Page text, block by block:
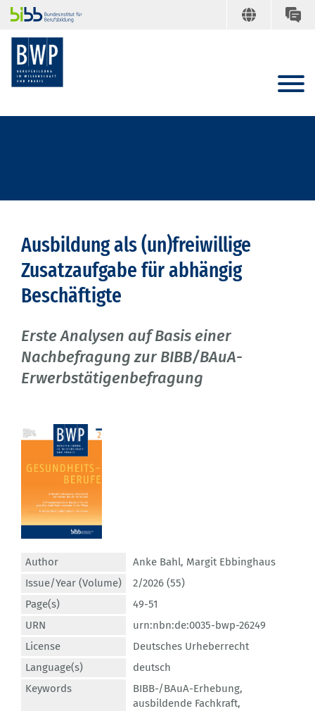
Ausbildung als (un)freiwillige
Zusatzaufgabe für abhängig
Beschäftigte
Erste Analysen auf Basis einer
Nachbefragung zur BIBB/BAuA-
Erwerbstätigenbefragung
Author Anke Bahl, Margit Ebbinghaus
Issue/Year (Volume)
2/2026 (55)
Page(s)
49-51
URN
urn:nbn:de:0035-bwp-26249
License
Deutsches Urheberrecht
Language(s)
deutsch
Keywords
BIBB-/BAuA-Erhebung,
ausbildende Fachkraft,